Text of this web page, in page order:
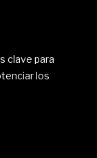
clave para
los